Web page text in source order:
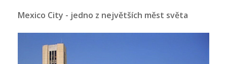
Mexico City - jedno z největších měst světa